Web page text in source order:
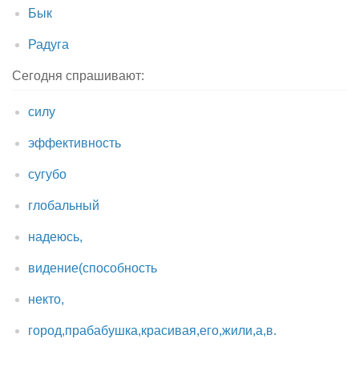
Бык
Радуга
Сегодня спрашивают:
силу
эффективность
сугубо
глобальный
надеюсь,
видение(способность
некто,
город,прабабушка,красивая,его,жили,а,в.